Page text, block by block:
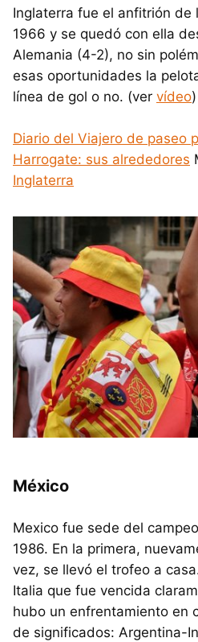
Inglaterra fue el anfitrión de
1966 y se quedó con ella
Alemania (4-2), no sin
esas oportunidades la
línea de gol o no. (ver vídeo)
Diario del Viajero de paseo
Harrogate: sus alrededores
Inglaterra
México
Mexico fue sede del
1986. En la primera,
vez, se llevó el trofeo a
Italia que fue vencida
hubo un enfrentamiento en
de significados: Argentina-